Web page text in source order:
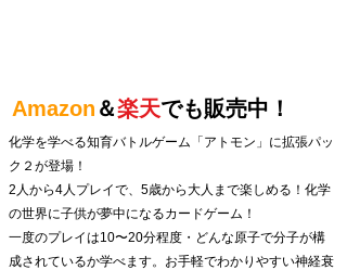
Amazon ＆楽天でも販売中！
化学を学べる知育バトルゲーム「アトモン」に拡張パッ
ク２が登場！
2人から4人プレイで、5歳から大人まで楽しめる！化学
の世界に子供が夢中になるカードゲーム！
一度のプレイは10〜20分程度・どんな原子で分子が構
成されているか学べます。お手軽でわかりやすい神経衰